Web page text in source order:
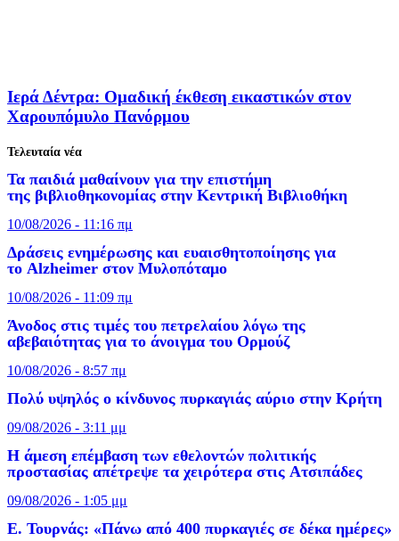
Ιερά Δέντρα: Ομαδική έκθεση εικαστικών στον
Χαρουπόμυλο Πανόρμου
Τελευταία νέα
Τα παιδιά μαθαίνουν για την επιστήμη
της βιβλιοθηκονομίας στην Κεντρική Βιβλιοθήκη
10/08/2026 - 11:16 πμ
Δράσεις ενημέρωσης και ευαισθητοποίησης για
το Alzheimer στον Μυλοπόταμο
10/08/2026 - 11:09 πμ
Άνοδος στις τιμές του πετρελαίου λόγω της
αβεβαιότητας για το άνοιγμα του Ορμούζ
10/08/2026 - 8:57 πμ
Πολύ υψηλός ο κίνδυνος πυρκαγιάς αύριο στην Κρήτη
09/08/2026 - 3:11 μμ
Η άμεση επέμβαση των εθελοντών πολιτικής
προστασίας απέτρεψε τα χειρότερα στις Aτσιπάδες
09/08/2026 - 1:05 μμ
Ε. Τουρνάς: «Πάνω από 400 πυρκαγιές σε δέκα ημέρες»